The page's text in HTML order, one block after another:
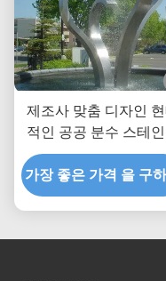
제조사 맞춤 디자인 현
적인 공공 분수 스테
스 스틸 야외 물 특징
가장 좋은 가격 을 구